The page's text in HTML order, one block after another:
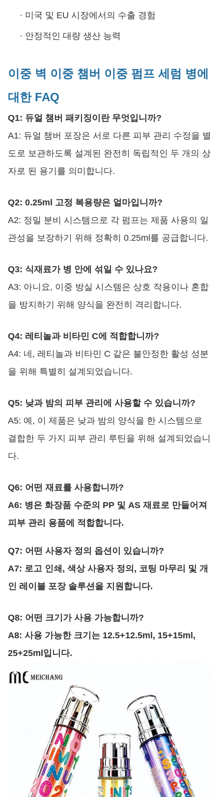
· 미국 및 EU 시장에서의 수출 경험
· 안정적인 대량 생산 능력
이중 벽 이중 챔버 이중 펌프 세럼 병에
대한 FAQ
Q1: 듀얼 챔버 패키징이란 무엇입니까?
A1: 듀얼 챔버 포장은 서로 다른 피부 관리 수정을 별
도로 보관하도록 설계된 완전히 독립적인 두 개의 상
자로 된 용기를 의미합니다.
Q2: 0.25ml 고정 복용량은 얼마입니까?
A2: 정밀 분비 시스템으로 각 펌프는 제품 사용의 일
관성을 보장하기 위해 정확히 0.25ml를 공급합니다.
Q3: 식재료가 병 안에 섞일 수 있나요?
A3: 아니요, 이중 방실 시스템은 상호 작용이나 혼합
을 방지하기 위해 양식을 완전히 격리합니다.
Q4: 레티놀과 비타민 C에 적합합니까?
A4: 네, 레티놀과 비타민 C 같은 불안정한 활성 성분
을 위해 특별히 설계되었습니다.
Q5: 낮과 밤의 피부 관리에 사용할 수 있습니까?
A5: 예, 이 제품은 낮과 밤의 양식을 한 시스템으로
결합한 두 가지 피부 관리 루틴을 위해 설계되었습니
다.
Q6: 어떤 재료를 사용합니까?
A6: 병은 화장품 수준의 PP 및 AS 재료로 만들어져
피부 관리 용품에 적합합니다.
Q7: 어떤 사용자 정의 옵션이 있습니까?
A7: 로고 인쇄, 색상 사용자 정의, 코팅 마무리 및 개
인 레이블 포장 솔루션을 지원합니다.
Q8: 어떤 크기가 사용 가능합니까?
A8: 사용 가능한 크기는 12.5+12.5ml, 15+15ml,
25+25ml입니다.